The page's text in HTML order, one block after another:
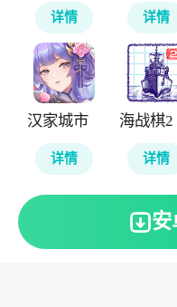
详情 详情
汉家城市
详情
海战棋2
详情
安